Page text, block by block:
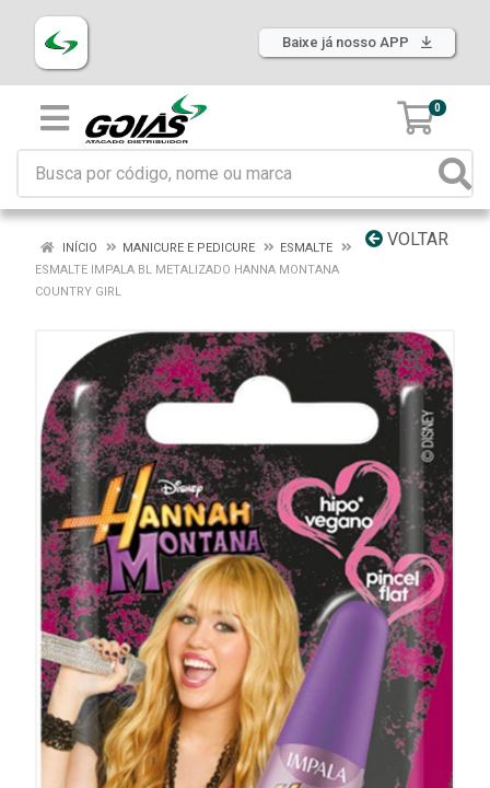
Baixe já nosso APP
0
VOLTAR
INÍCIO MANICURE E PEDICURE
ESMALTE
ESMALTE IMPALA BL METALIZADO HANNA MONTANA
COUNTRY GIRL